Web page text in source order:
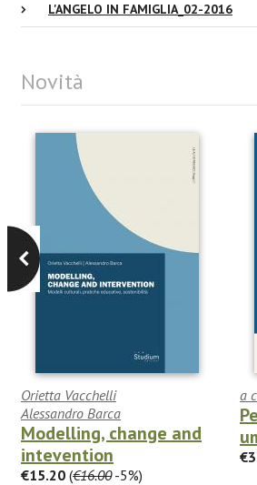
L'ANGELO IN FAMIGLIA_02-2016
Novità
Orietta Vacchelli
Alessandro Barca
Modelling, change and
intevention
€15.20 (€16.00-5%)
a